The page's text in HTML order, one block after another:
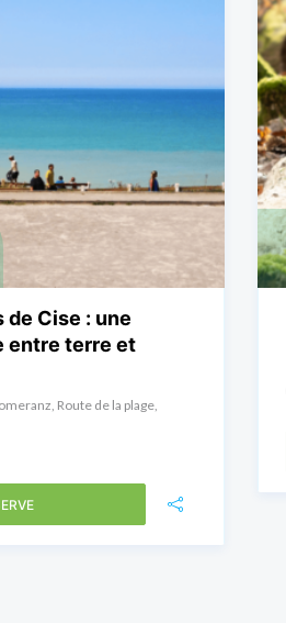
de Cise : une
entre terre et
Route de la plage,